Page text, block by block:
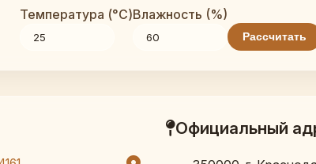
Температура (°C)Влажность (%)
Рассчитать
Официальный